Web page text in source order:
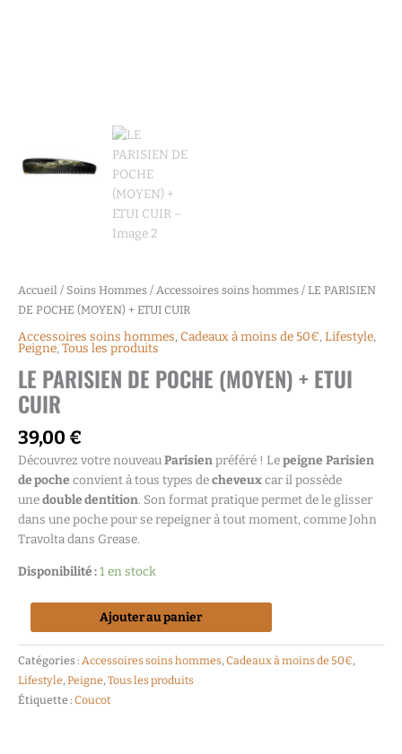
Accueil / Soins Hommes / Accessoires soins hommes / LE PARISIEN
DE POCHE (MOYEN) + ETUI CUIR
Accessoires soins hommes,Cadeaux à moins de 50€,Lifestyle,
Peigne,Tous les produits
LE PARISIEN DE POCHE (MOYEN) + ETUI
CUIR
39,00 €
Découvrez votre nouveauParisienpréféré ! Lepeigne Parisien
de poche convient à tous types decheveuxcar il possède
unedouble dentition. Son format pratique permet de le glisser
dans une poche pour se repeigner à tout moment, comme John
Travolta dans Grease.
Disponibilité :1 en stock
Ajouter au panier
Catégories : Accessoires soins hommes,Cadeaux à moins de 50€,
Lifestyle,Peigne,Tous les produits
Étiquette : Coucot